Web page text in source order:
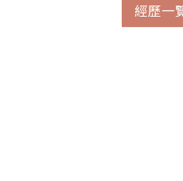
經歷一